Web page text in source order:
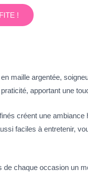
!
maille argentée,
apportant une
créent une ambiance
faciles à entretenir,
chaque occasion un